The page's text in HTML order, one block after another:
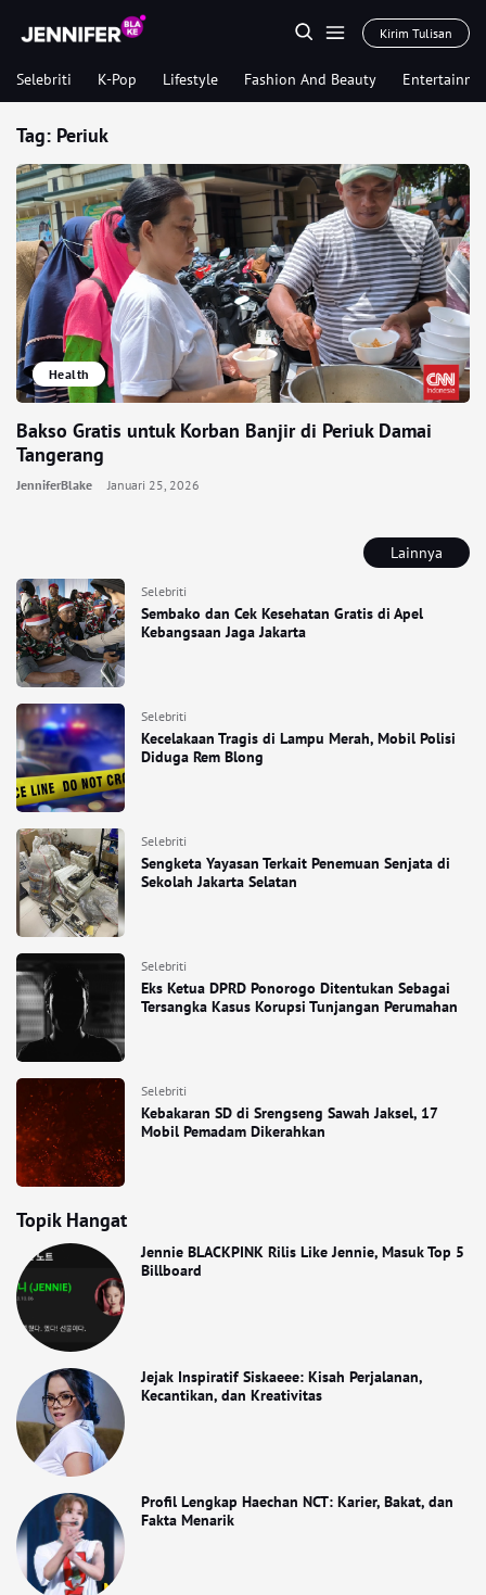
Kirim Tulisan
Selebriti K-Pop Lifestyle Fashion And Beauty
Lainnya
Selebriti
Sembako dan Cek Kesehatan Gratis di Apel
Kebangsaan Jaga Jakarta
Selebriti
Kecelakaan Tragis di Lampu Merah, Mobil Polisi
Diduga Rem Blong
Selebriti
Sengketa Yayasan Terkait Penemuan Senjata di
Sekolah Jakarta Selatan
Selebriti
Eks Ketua DPRD Ponorogo Ditentukan Sebagai
Tersangka Kasus Korupsi Tunjangan Perumahan
Selebriti
Kebakaran SD di Srengseng Sawah Jaksel, 17
Mobil Pemadam Dikerahkan
Topik Hangat
Jennie BLACKPINK Rilis Like Jennie, Masuk Top 5
Billboard
Jejak Inspiratif Siskaeee: Kisah Perjalanan,
Kecantikan, dan Kreativitas
Profil Lengkap Haechan NCT: Karier, Bakat, dan
Fakta Menarik
Tag: Periuk
Health
Bakso Gratis untuk Korban Banjir di Periuk Damai
Tangerang
JenniferBlake Januari 25, 2026